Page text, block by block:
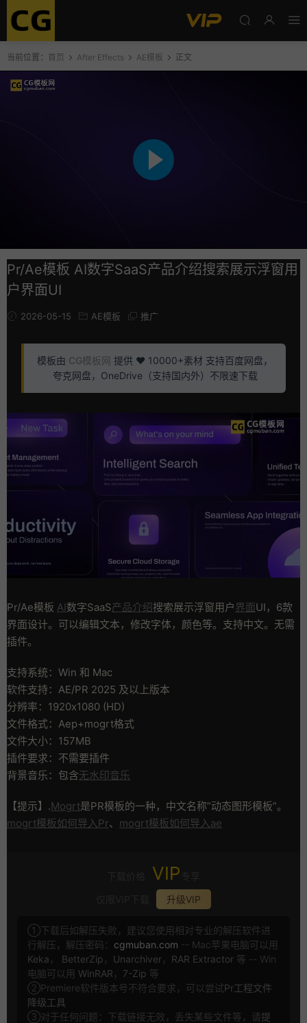
当前位置： 首页 After Effects AE模板 正文
Pr/Ae模板 AI数字SaaS产品介绍搜索展示浮窗用
户界面UI
2026-05-15 AE模板 推广
模板由 CG模板网 提供 ❤️ 10000+素材 支持百度网盘，
夸克网盘，OneDrive（支持国内外）不限速下载
Pr/Ae模板 AI数字SaaS产品介绍搜索展示浮窗用户界面UI，6款
界面设计。可以编辑文本，修改字体，颜色等。支持中文。无需
插件。
支持系统：Win 和 Mac
软件支持：AE/PR 2025 及以上版本
分辨率：1920x1080 (HD)
文件格式：Aep+mogrt格式
文件大小：157MB
插件要求：不需要插件
背景音乐：包含无水印音乐
【提示】.Mogrt是PR模板的一种，中文名称”动态图形模板”。
mogrt模板如何导入Pr、 mogrt模板如何导入ae
VIP
升级VIP
①下载后如解压失败，建议您使用相对专业的解压软件进
行解压，解压密码： cgmuban.com -- Mac苹果电脑可以用
Keka ， BetterZip ， Unarchiver， RAR Extractor 等 -- Win
电脑可以用 WinRAR ， 7-Zip 等
②Premiere软件版本号不符合要求，可以尝试Pr工程文件
降级工具
③对于任何问题：下载链接无效，丢失某些文件等，请提